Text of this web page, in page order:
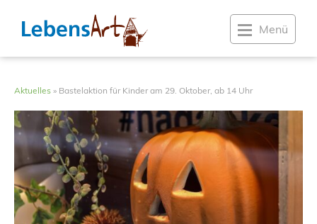
Menü
Aktuelles » Bastelaktion für Kinder am 29. Oktober, ab 14 Uhr